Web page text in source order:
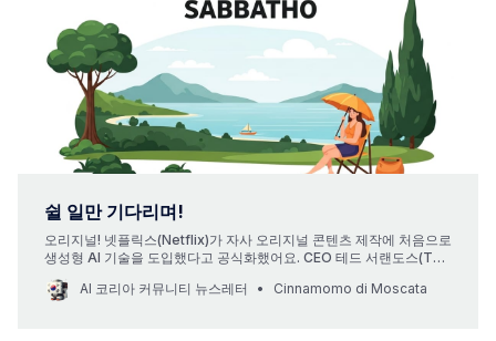
쉴 일만 기다리며!
오리지널! 넷플릭스(Netflix)가 자사 오리지널 콘텐츠 제작에 처음으로
생성형 AI 기술을 도입했다고 공식화했어요. CEO 테드 서랜도스(Ted
Sarandos)는 실적 발표를 통해 이 사실을 공개하며, 미디어 제작 환경
에서 커다란 구조적 변화가 시작됐다고 분명히 했어요. 더 이상 개념
AI 코리아 커뮤니티 뉴스레터 Cinnamomo di Moscata